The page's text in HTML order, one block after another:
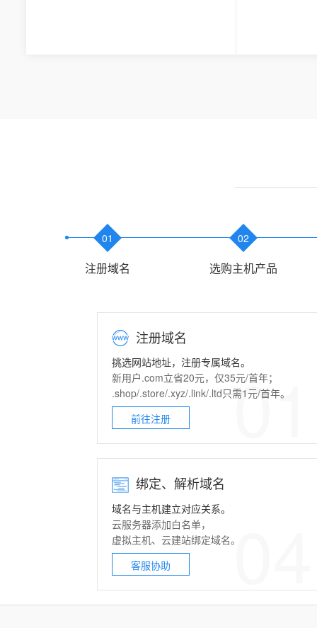
01
注册域名
02
选购主机产品
注册域名
挑选网站地址，注册专属域名。
新用户.com立省20元，仅35元/首年；
.shop/.store/.xyz/.link/.ltd只需1元/首年。
前往注册
01
绑定、解析域名
域名与主机建立对应关系。
云服务器添加白名单，
虚拟主机、 云建站绑定域名。
客服协助
04